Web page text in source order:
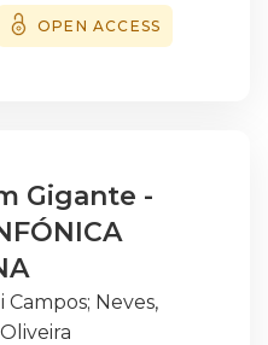
preenchido com
O concerto
aos alunos da
experiência
a lado com
o desempenho do
de
OPEN ACCESS
Gigante -
Campos; Neves,